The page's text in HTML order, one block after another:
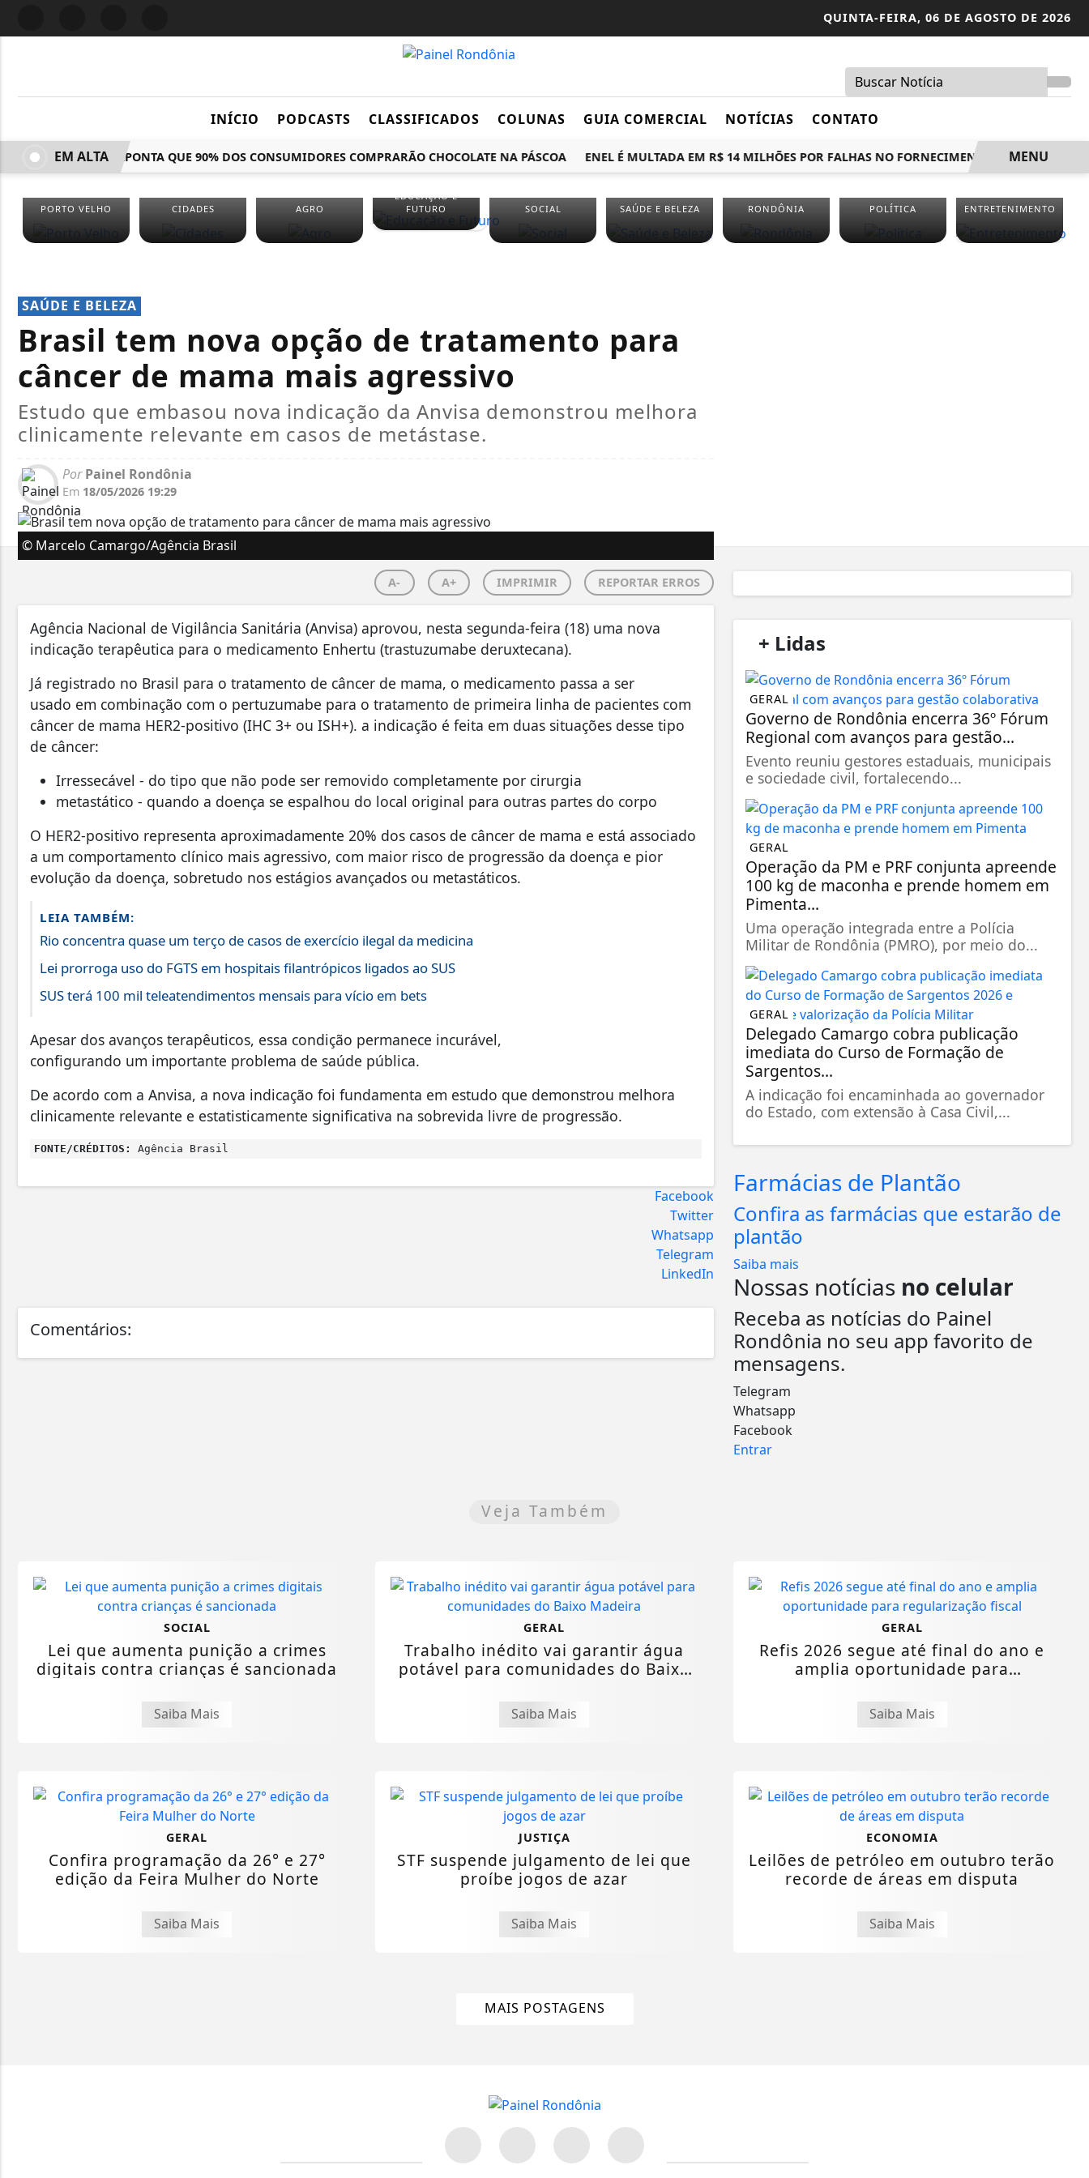
QUINTA-FEIRA, 06 DE AGOSTO DE 2026
INÍCIO PODCASTS CLASSIFICADOS COLUNAS GUIA COMERCIAL NOTÍCIAS CONTATO
PESQUISA APONTA QUE 90% DOS CONSUMIDORES COMPRARÃO CHOCOLATE NA PÁSCOA ENEL É MULTADA EM R$ 14 MILHÕES POR FALHAS NO FORNECIMENTO DE ENERGIA
EM ALTA MENU
PORTO VELHO CIDADES AGRO
EDUCAÇÃO E
FUTURO
SOCIAL SAÚDE E BELEZA RONDÔNIA POLÍTICA ENTRETENIMENTO
SAÚDE E BELEZA
Brasil tem nova opção de tratamento para
câncer de mama mais agressivo
Estudo que embasou nova indicação da Anvisa demonstrou melhora
clinicamente relevante em casos de metástase.
PorPainel Rondônia
Em 18/05/2026 19:29
© Marcelo Camargo/Agência Brasil
A- A+ IMPRIMIR REPORTAR ERROS
Agência Nacional de Vigilância Sanitária (Anvisa) aprovou, nesta segunda-feira (18) uma nova
indicação terapêutica para o medicamento Enhertu (trastuzumabe deruxtecana).
Já registrado no Brasil para o tratamento de câncer de mama, o medicamento passa a ser
usado em combinação com o pertuzumabe para o tratamento de primeira linha de pacientes com
câncer de mama HER2‑positivo (IHC 3+ ou ISH+). a indicação é feita em duas situações desse tipo
de câncer:
Irressecável - do tipo que não pode ser removido completamente por cirurgia
metastático - quando a doença se espalhou do local original para outras partes do corpo
O HER2‑positivo representa aproximadamente 20% dos casos de câncer de mama e está associado
a um comportamento clínico mais agressivo, com maior risco de progressão da doença e pior
evolução da doença, sobretudo nos estágios avançados ou metastáticos.
LEIA TAMBÉM:
Rio concentra quase um terço de casos de exercício ilegal da medicina
Lei prorroga uso do FGTS em hospitais filantrópicos ligados ao SUS
SUS terá 100 mil teleatendimentos mensais para vício em bets
Apesar dos avanços terapêuticos, essa condição permanece incurável,
configurando um importante problema de saúde pública.
De acordo com a Anvisa, a nova indicação foi fundamenta em estudo que demonstrou melhora
clinicamente relevante e estatisticamente significativa na sobrevida livre de progressão.
FONTE/CRÉDITOS: Agência Brasil
Facebook
Twitter
Whatsapp
Telegram
LinkedIn
Comentários:
+ Lidas
GERAL
Governo de Rondônia encerra 36º Fórum
Regional com avanços para gestão...
Evento reuniu gestores estaduais, municipais
e sociedade civil, fortalecendo...
GERAL
Operação da PM e PRF conjunta apreende
100 kg de maconha e prende homem em
Pimenta...
Uma operação integrada entre a Polícia
Militar de Rondônia (PMRO), por meio do...
GERAL
Delegado Camargo cobra publicação
imediata do Curso de Formação de
Sargentos...
A indicação foi encaminhada ao governador
do Estado, com extensão à Casa Civil,...
Farmácias de Plantão
Confira as farmácias que estarão de
plantão
Saiba mais
Nossas notícias no celular
Receba as notícias do Painel
Rondônia no seu app favorito de
mensagens.
Telegram
Whatsapp
Facebook
Entrar
Veja Também
SOCIAL
Lei que aumenta punição a crimes
digitais contra crianças é sancionada
Saiba Mais
GERAL
Trabalho inédito vai garantir água
potável para comunidades do Baixo
Saiba Mais
GERAL
Refis 2026 segue até final do ano e
amplia oportunidade para
Saiba Mais
GERAL
Confira programação da 26° e 27°
edição da Feira Mulher do Norte
Saiba Mais
JUSTIÇA
STF suspende julgamento de lei que
proíbe jogos de azar
Saiba Mais
ECONOMIA
Leilões de petróleo em outubro terão
recorde de áreas em disputa
Saiba Mais
MAIS POSTAGENS